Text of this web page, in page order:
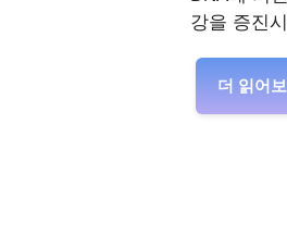
강을 증진
더 읽어보